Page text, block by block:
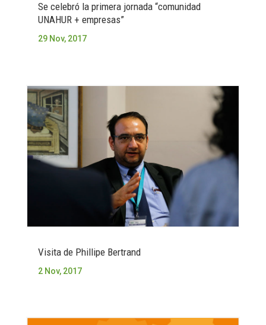
Se celebró la primera jornada “comunidad
UNAHUR + empresas”
29 Nov, 2017
Visita de Phillipe Bertrand
2 Nov, 2017